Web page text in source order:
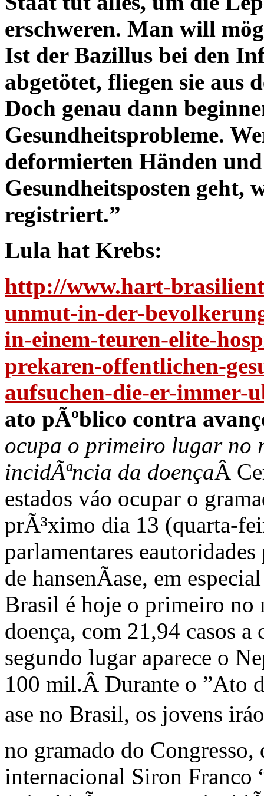
erschweren. Man will
Ist der Bazillus bei den
abgetötet, fliegen sie aus
Doch genau dann
Gesundheitsprobleme.
deformierten Händen
Gesundheitsposten
registriert.”
Lula hat Krebs:
http://www.hart-
unmut-in-der-
in-einem-teuren-elite-
prekaren-offentlichen-
aufsuchen-die-er-immer-
ato pÃºblico contra
ocupa o primeiro lugar no
incidÃªncia da doençaÂ
estados váo ocupar o
prÃ³ximo dia 13 (quarta-
parlamentares eautoridades
de hansenÃ­ase, em
Brasil é hoje o primeiro no
doença, com 21,94 casos
segundo lugar aparece o
100 mil.Â Durante o ”Ato
ase no Brasil, os jovens
no gramado do
internacional Siron Franco